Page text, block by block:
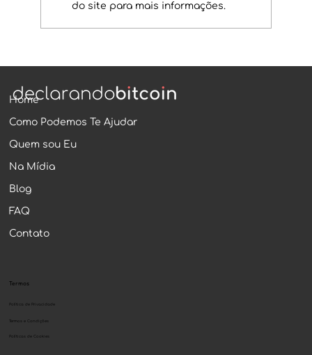
do site para mais informações.
Home
Como Podemos Te Ajudar
Quem sou Eu
Na Mídia
Blog
FAQ
Contato
Termos
Política de Privacidade
Termos e Condições
Políticas de Cookies